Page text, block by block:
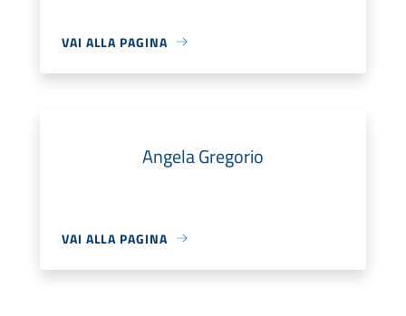
VAI ALLA PAGINA
Angela Gregorio
VAI ALLA PAGINA